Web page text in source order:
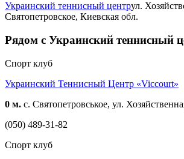
Украинский теннисный центрул.
Святопетровское, Киевская обл.
Рядом с Украинский теннисный
Спорт клуб
Украинский Теннисный Центр «Viccourt»
0 м. с. Святопетровськое, ул.
(050) 489-31-82
Спорт клуб